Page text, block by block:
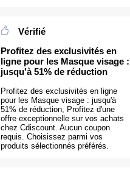
Vérifié
Profitez des exclusivités en
ligne pour les Masque visage :
jusqu'à 51% de réduction
Profitez des exclusivités en ligne
pour les Masque visage : jusqu'à
51% de réduction, Profitez d'une
offre exceptionnelle sur vos achats
chez Cdiscount. Aucun coupon
requis. Choisissez parmi vos
produits sélectionnés préférés.